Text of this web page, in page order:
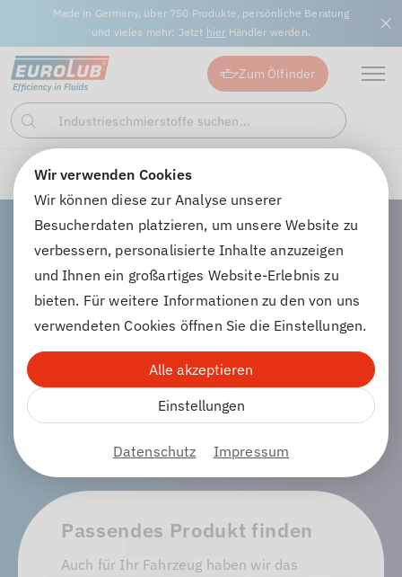
Wir verwenden Cookies
Wir können diese zur Analyse unserer
Besucherdaten platzieren, um unsere Website zu
verbessern, personalisierte Inhalte anzuzeigen
und Ihnen ein großartiges Website-Erlebnis zu
bieten. Für weitere Informationen zu den von uns
verwendeten Cookies öffnen Sie die Einstellungen.
Alle akzeptieren
Einstellungen
Datenschutz Impressum
Made in Germany, über 750 Produkte, persönliche Beratung
und vieles mehr: Jetzt hier Händler werden.
Zum Ölfinder
Suchen
Industrieschmierstoffe suchen...
Motorenöle Universalöle für Traktoren und
Universalöle für
Traktoren und
Baumaschinen
Passendes Produkt finden
Auch für Ihr Fahrzeug haben wir das